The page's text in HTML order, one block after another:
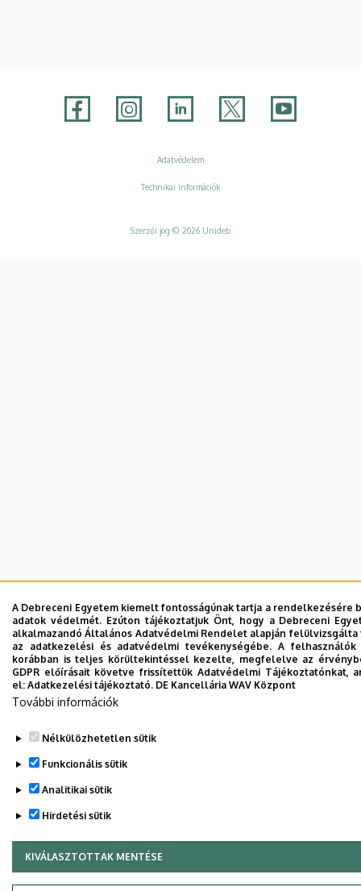
Adatvédelem
Technikai információk
Szerzői jog © 2026 Unideb
A Debreceni Egyetem kiemelt fontosságúnak tartja a
adatok védelmét. Ezúton tájékoztatjuk Önt, hogy a Debreceni
alkalmazandó Általános Adatvédelmi Rendelet alapján
az adatkezelési és adatvédelmi tevékenységébe. A
korábban is teljes körültekintéssel kezelte, megfelelve az
GDPR előírásait követve frissítettük Adatvédelmi
el: Adatkezelési tájékoztató. DE Kancellária WAV Központ
További információk
Nélkülözhetetlen sütik
Funkcionális sütik
Analitikai sütik
Hirdetési sütik
KIVÁLASZTOTTAK MENTÉSE
WITHDRAW CONSENT